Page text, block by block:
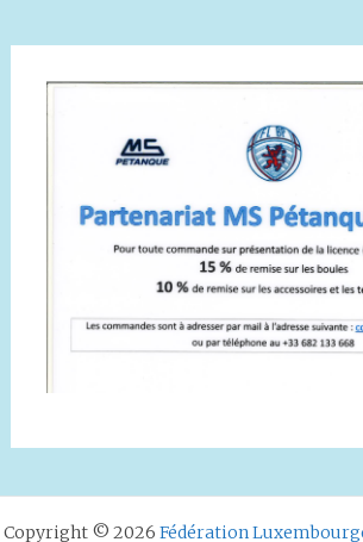
Copyright © 2026 Fédération